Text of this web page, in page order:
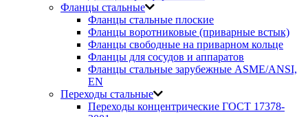
Фланцы стальные
Фланцы стальные плоские
Фланцы воротниковые (приварные встык)
Фланцы свободные на приварном кольце
Фланцы для сосудов и аппаратов
Фланцы стальные зарубежные ASME/ANSI,
EN
Переходы стальные
Переходы концентрические ГОСТ 17378-